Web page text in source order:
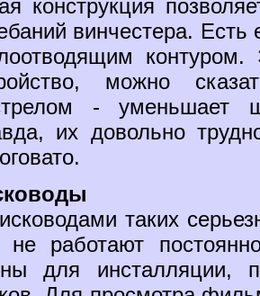
конструкция
винчестера.
можно
- уменьшает
их довольно
таких
не работают
для инсталляции,